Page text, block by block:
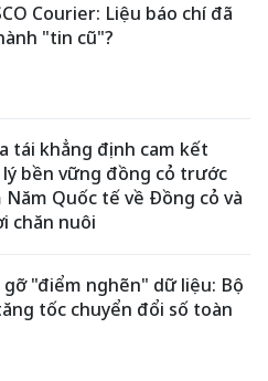
Courier: Liệu báo chí đã
"tin cũ"?
tái khẳng định cam kết
lý bền vững đồng cỏ trước
Quốc tế về Đồng cỏ và
chăn nuôi
gỡ "điểm nghẽn" dữ liệu: Bộ
tốc chuyển đổi số toàn